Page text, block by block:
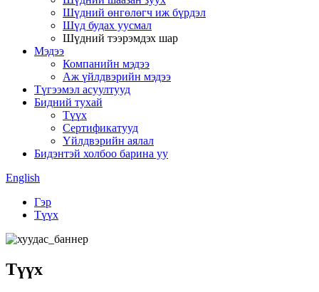
Шүдний өнгөлөгч иж бүрдэл
Шүд будах уусмал
Шүдний тээрэмдэх шар
Мэдээ
Компанийн мэдээ
Аж үйлдвэрийн мэдээ
Түгээмэл асуултууд
Бидний тухай
Түүх
Сертификатууд
Үйлдвэрийн аялал
Бидэнтэй холбоо барина уу
English
Гэр
Түүх
Түүх